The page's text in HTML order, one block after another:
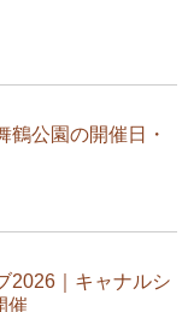
鶴公園の開催日・
2026｜キャナルシ
催